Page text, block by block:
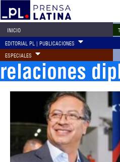
INICIO
EDITORIAL PL | PUBLICACIONES
ESPECIALES
relaciones